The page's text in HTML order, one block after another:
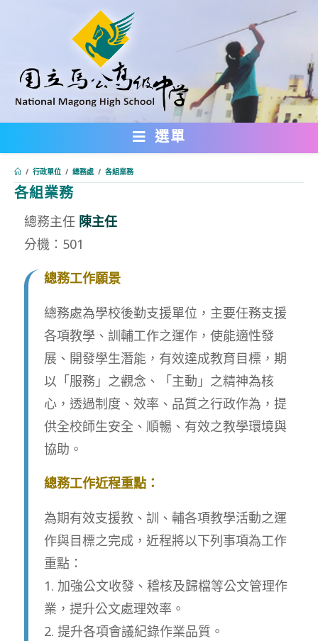
內
選單
各組業務
/ 行政單位 / 總務處 / 各組業務
總務主任 陳主任
分機：501
總務工作願景
總務處為學校後勤支援單位，主要任務支援
各項教學、訓輔工作之運作，使能適性發
展、開發學生潛能，有效達成教育目標，期
以「服務」之觀念、「主動」之精神為核
心，透過制度、效率、品質之行政作為，提
供全校師生安全、順暢、有效之教學環境與
協助。
總務工作近程重點：
為期有效支援教、訓、輔各項教學活動之運
作與目標之完成，近程將以下列事項為工作
重點：
1. 加強公文收發、稽核及歸檔等公文管理作
業，提升公文處理效率。
2. 提升各項會議紀錄作業品質。